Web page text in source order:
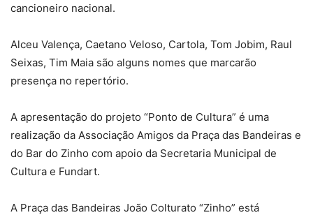
cancioneiro nacional.
Alceu Valença, Caetano Veloso, Cartola, Tom Jobim, Raul
Seixas, Tim Maia são alguns nomes que marcarão
presença no repertório.
A apresentação do projeto “Ponto de Cultura” é uma
realização da Associação Amigos da Praça das Bandeiras e
do Bar do Zinho com apoio da Secretaria Municipal de
Cultura e Fundart.
A Praça das Bandeiras João Colturato “Zinho” está